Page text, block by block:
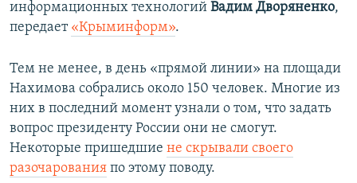
информационных технологий Вадим Дворяненко,
передает «Крыминформ».
Тем не менее, в день «прямой линии» на площади
Нахимова собрались около 150 человек. Многие из
них в последний момент узнали о том, что задать
вопрос президенту России они не смогут.
Некоторые пришедшие не скрывали своего
разочарования по этому поводу.